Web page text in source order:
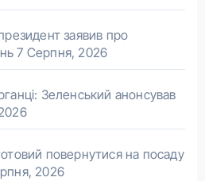
заявив про
7 Серпня, 2026
Зеленський анонсував
повернутися на посаду
2026